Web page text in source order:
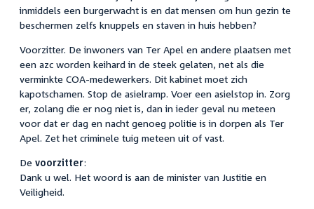
inmiddels een burgerwacht is en dat mensen om hun gezin te
beschermen zelfs knuppels en staven in huis hebben?
Voorzitter. De inwoners van Ter Apel en andere plaatsen met
een azc worden keihard in de steek gelaten, net als die
verminkte COA-medewerkers. Dit kabinet moet zich
kapotschamen. Stop de asielramp. Voer een asielstop in. Zorg
er, zolang die er nog niet is, dan in ieder geval nu meteen
voor dat er dag en nacht genoeg politie is in dorpen als Ter
Apel. Zet het criminele tuig meteen uit of vast.
De voorzitter:
Dank u wel. Het woord is aan de minister van Justitie en
Veiligheid.